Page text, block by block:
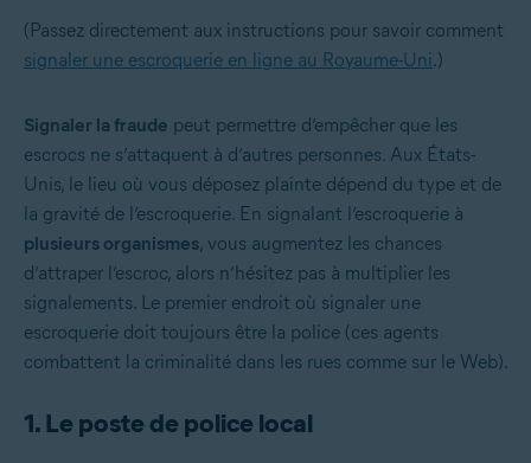
(Passez directement aux instructions pour savoir comment
signaler une escroquerie en ligne au Royaume-Uni .)
Signaler la fraude peut permettre d’empêcher que les
escrocs ne s’attaquent à d’autres personnes. Aux États-
Unis, le lieu où vous déposez plainte dépend du type et de
la gravité de l’escroquerie. En signalant l’escroquerie à
plusieurs organismes, vous augmentez les chances
d’attraper l’escroc, alors n’hésitez pas à multiplier les
signalements. Le premier endroit où signaler une
escroquerie doit toujours être la police (ces agents
combattent la criminalité dans les rues comme sur le Web).
1. Le poste de police local